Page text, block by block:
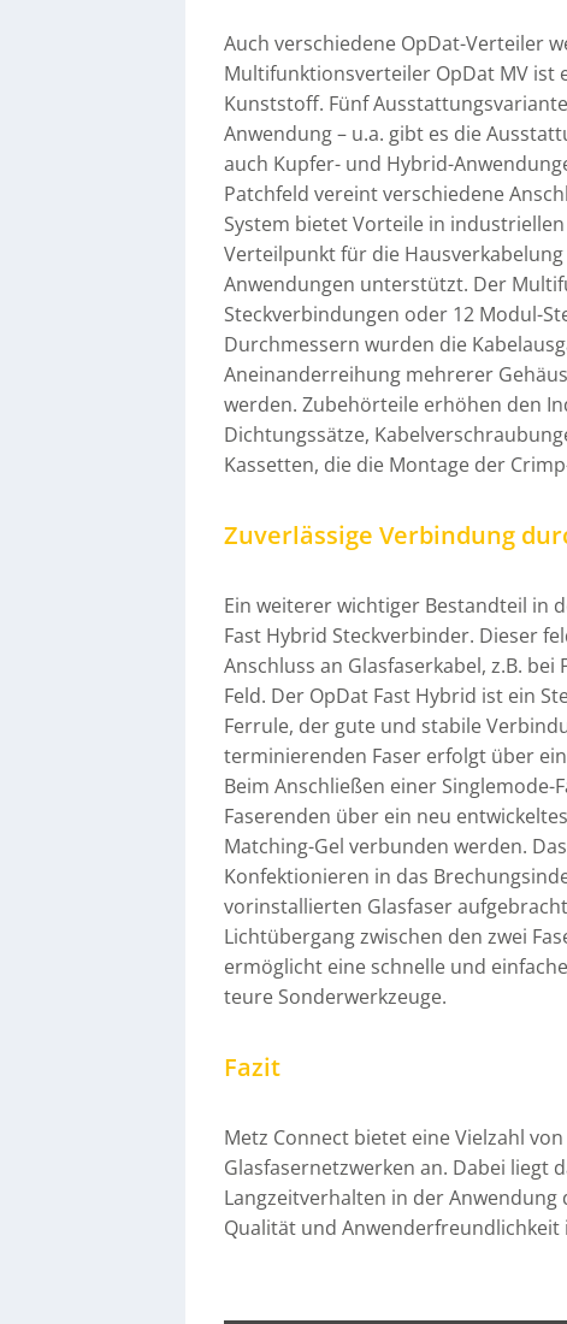
Auch verschiedene OpDat-Verteiler
Multifunktionsverteiler OpDat MV ist
Kunststoff. Fünf
Anwendung – u.a. gibt es die
auch Kupfer- und Hybrid-
Patchfeld vereint verschiedene
System bietet Vorteile in
Verteilpunkt für die
Anwendungen unterstützt. Der
Steckverbindungen oder 12 Modul-
Durchmessern wurden die
Aneinanderreihung mehrerer
werden. Zubehörteile erhöhen den
Dichtungssätze,
Kassetten, die die Montage der
Zuverlässige Verbindung
Ein weiterer wichtiger Bestandteil in
Fast Hybrid Steckverbinder. Dieser
Anschluss an Glasfaserkabel, z.B.
Feld. Der OpDat Fast Hybrid ist ein
Ferrule, der gute und stabile
terminierenden Faser erfolgt über
Beim Anschließen einer
Faserenden über ein neu
Matching-Gel verbunden werden.
Konfektionieren in das
vorinstallierten Glasfaser
Lichtübergang zwischen den zwei
ermöglicht eine schnelle und
teure Sonderwerkzeuge.
Fazit
Metz Connect bietet eine Vielzahl
Glasfasernetzwerken an. Dabei liegt
Langzeitverhalten in der
Qualität und Anwenderfreundlichkeit